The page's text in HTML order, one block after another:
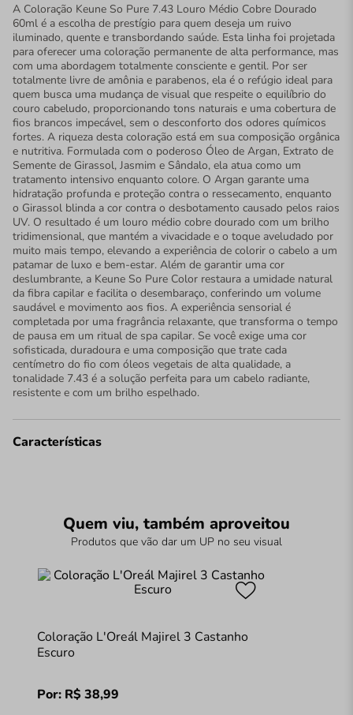
A Coloração Keune So Pure 7.43 Louro Médio Cobre Dourado
60ml é a escolha de prestígio para quem deseja um ruivo
iluminado, quente e transbordando saúde. Esta linha foi projetada
para oferecer uma coloração permanente de alta performance, mas
com uma abordagem totalmente consciente e gentil. Por ser
totalmente livre de amônia e parabenos, ela é o refúgio ideal para
quem busca uma mudança de visual que respeite o equilíbrio do
couro cabeludo, proporcionando tons naturais e uma cobertura de
fios brancos impecável, sem o desconforto dos odores químicos
fortes. A riqueza desta coloração está em sua composição orgânica
e nutritiva. Formulada com o poderoso Óleo de Argan, Extrato de
Semente de Girassol, Jasmim e Sândalo, ela atua como um
tratamento intensivo enquanto colore. O Argan garante uma
hidratação profunda e proteção contra o ressecamento, enquanto
o Girassol blinda a cor contra o desbotamento causado pelos raios
UV. O resultado é um louro médio cobre dourado com um brilho
tridimensional, que mantém a vivacidade e o toque aveludado por
muito mais tempo, elevando a experiência de colorir o cabelo a um
patamar de luxo e bem-estar. Além de garantir uma cor
deslumbrante, a Keune So Pure Color restaura a umidade natural
da fibra capilar e facilita o desembaraço, conferindo um volume
saudável e movimento aos fios. A experiência sensorial é
completada por uma fragrância relaxante, que transforma o tempo
de pausa em um ritual de spa capilar. Se você exige uma cor
sofisticada, duradoura e uma composição que trate cada
centímetro do fio com óleos vegetais de alta qualidade, a
tonalidade 7.43 é a solução perfeita para um cabelo radiante,
resistente e com um brilho espelhado.
Características
Quem viu, também aproveitou
Produtos que vão dar um UP no seu visual
Coloração L'Oreál Majirel 3 Castanho
Escuro
Por: R$38,99